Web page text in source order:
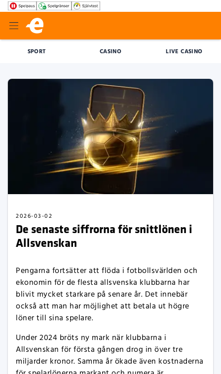
SPORT CASINO LIVE CASINO
2026-03-02
De senaste siffrorna för snittlönen i
Allsvenskan
Pengarna fortsätter att flöda i fotbollsvärlden och
ekonomin för de flesta allsvenska klubbarna har
blivit mycket starkare på senare år. Det innebär
också att man har möjlighet att betala ut högre
löner till sina spelare.
Under 2024 bröts ny mark när klubbarna i
Allsvenskan för första gången drog in över tre
miljarder kronor. Samma år ökade även kostnaderna